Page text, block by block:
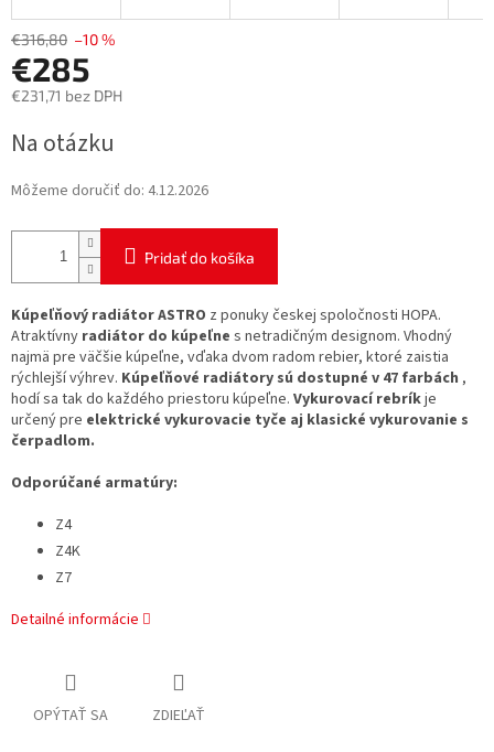
€316,80 –10 %
€285
€231,71 bez DPH
cena:
Na otázku
Môžeme doručiť do: 4.12.2026
Pridať do košíka
Kúpeľňový radiátor ASTRO z ponuky českej spoločnosti HOPA.
Atraktívny radiátor do kúpeľne s netradičným designom. Vhodný
najmä pre väčšie kúpeľne, vďaka dvom radom rebier, ktoré zaistia
rýchlejší výhrev. Kúpeľňové radiátory sú dostupné v 47 farbách ,
hodí sa tak do každého priestoru kúpeľne. Vykurovací rebríkje
určený pre elektrické vykurovacie tyče aj klasické vykurovanie s
čerpadlom.
Odporúčané armatúry:
Z4
Z4K
Z7
Detailné informácie
OPÝTAŤ SA ZDIEĽAŤ